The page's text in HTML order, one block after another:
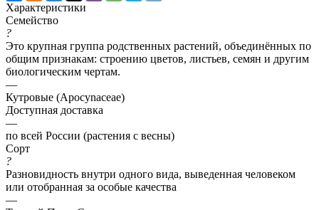
Характеристики
Семейство
?
Это крупная группа родственных растений, объединённых по
общим признакам: строению цветов, листьев, семян и другим
биологическим чертам.
—
Кутровые (Apocynaceae)
Доступная доставка
—
по всей России (растения с весны)
Сорт
?
Разновидность внутри одного вида, выведенная человеком
или отобранная за особые качества
—